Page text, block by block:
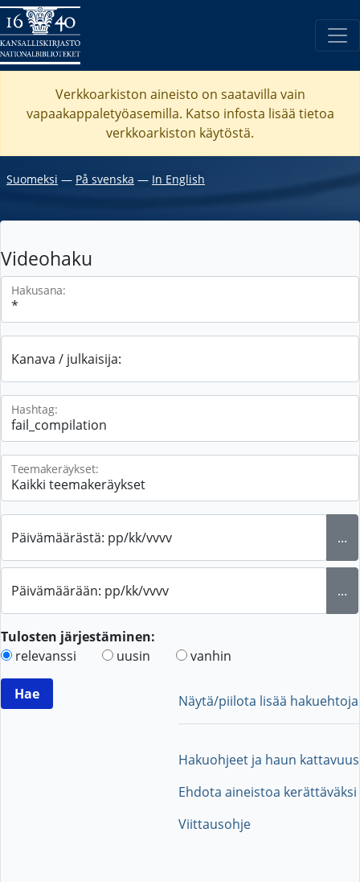
Verkkoarkiston aineisto on saatavilla vain
vapaakappaletyöasemilla. Katso infosta lisää tietoa
verkkoarkiston käytöstä.
Suomeksi ― På svenska ― In English
Videohaku
Hakusana:
Kanava / julkaisija:
Hashtag:
Teemakeräykset:
Päivämäärästä: pp/kk/vvvv ...
Päivämäärään: pp/kk/vvvv ...
Tulosten järjestäminen:
relevanssi
uusin vanhin
Näytä/piilota lisää hakuehtoja
Hakuohjeet ja haun kattavuus
Ehdota aineistoa kerättäväksi
Viittausohje